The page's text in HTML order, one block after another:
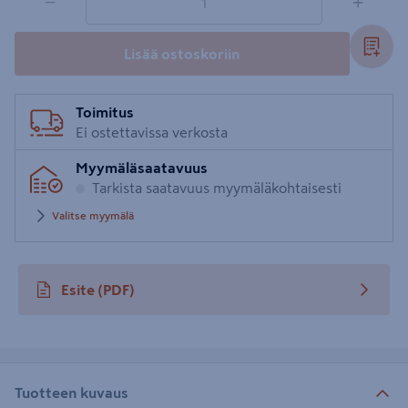
Lisää ostoskoriin
Toimitus
Ei ostettavissa verkosta
Myymäläsaatavuus
Tarkista saatavuus myymäläkohtaisesti
Valitse myymälä
Esite (PDF)
avautuu uuteen välilehteen
Tuotteen kuvaus